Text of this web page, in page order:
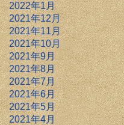
2022年1月
2021年12月
2021年11月
2021年10月
2021年9月
2021年8月
2021年7月
2021年6月
2021年5月
2021年4月